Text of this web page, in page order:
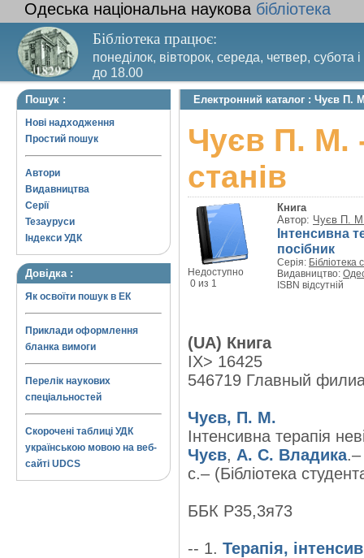
Одеська національна наукова бібліотека
Бібліотека працює:
понеділок, вівторок, середа, четвер, субота
до 18.00
Вихідний день – п’ятниця. Останній четвер
Пошук :
Нові надходження
Простий пошук
Автори
Видавництва
Серії
Тезауруси
Індекси УДК
Довідка :
Як освоїти пошук в ЕК
Приклади оформлення
бланка вимоги
Перелік наукових
спеціальностей
Скорочені таблиці УДК
українською мовою на веб-
сайті UDCS
Електронний каталог : Чуєв П.
Чуєв П. М.
станів
Недоступно
0 из 1
Книга
Автор: Чуєв П.
Інтенсивна
посібник
Серія: Бібліотека
Видавництво:
ISBN відсутній
(UA) Книга
IX> 16425
546719 Главный
Чуєв, П. М.
Інтенсивна терапія
Чуєв, А. С. Владика.–
с.– (Бібліотека
ББК Р35,3я73
-- 1. Терапія,